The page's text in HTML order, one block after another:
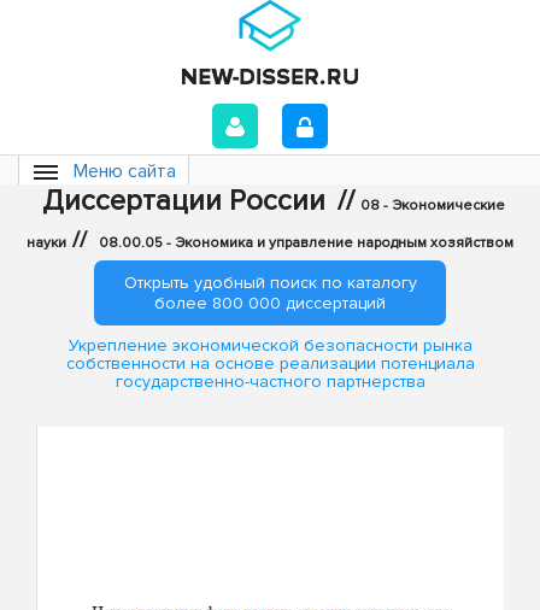
Меню сайта
Диссертации России // 08 - Экономические
науки // 08.00.05 - Экономика и управление народным хозяйством
Открыть удобный поиск по каталогу
более 800 000 диссертаций
Укрепление экономической безопасности рынка
собственности на основе реализации потенциала
государственно-частного партнерства